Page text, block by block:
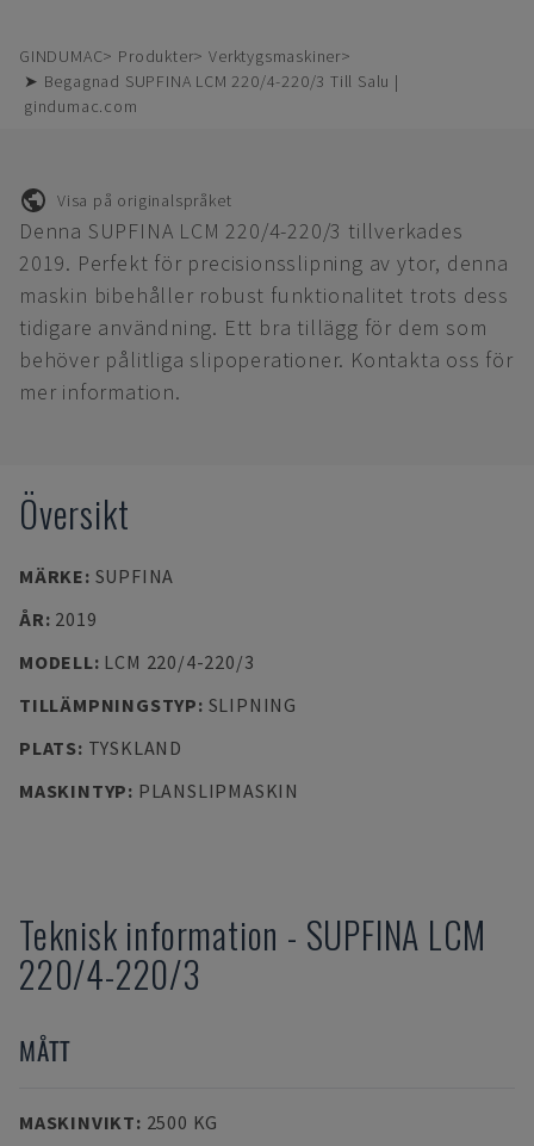
GINDUMAC Produkter
Verktygsmaskiner
➤ Begagnad SUPFINA LCM 220/4-220/3 Till Salu |
gindumac.com
Visa på originalspråket
Denna SUPFINA LCM 220/4-220/3 tillverkades
2019. Perfekt för precisionsslipning av ytor, denna
maskin bibehåller robust funktionalitet trots dess
tidigare användning. Ett bra tillägg för dem som
behöver pålitliga slipoperationer. Kontakta oss för
mer information.
Översikt
MÄRKE: SUPFINA
ÅR: 2019
MODELL: LCM 220/4-220/3
TILLÄMPNINGSTYP: SLIPNING
PLATS: TYSKLAND
MASKINTYP: PLANSLIPMASKIN
Teknisk information - SUPFINA LCM
220/4-220/3
MÅTT
MASKINVIKT: 2500 KG